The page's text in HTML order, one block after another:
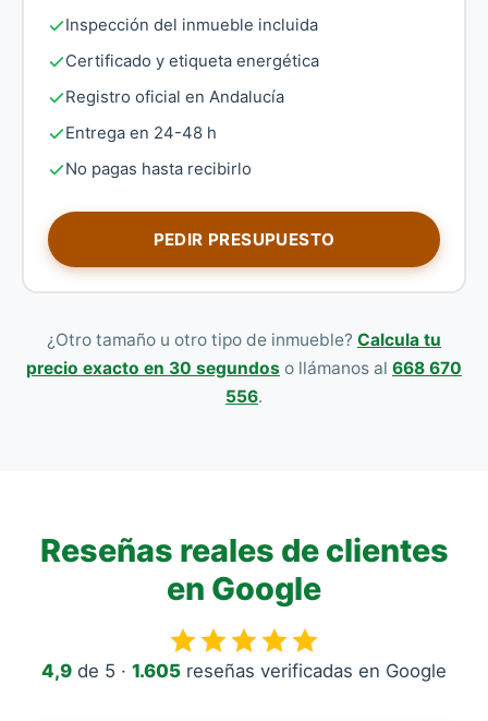
Inspección del inmueble incluida
Certificado y etiqueta energética
Registro oficial en Andalucía
Entrega en 24-48 h
No pagas hasta recibirlo
PEDIR PRESUPUESTO
¿Otro tamaño u otro tipo de inmueble? Calcula tu
precio exacto en 30 segundos o llámanos al 668 670
556.
Reseñas reales de clientes
en Google
4,9 de 5 · 1.605 reseñas verificadas en Google